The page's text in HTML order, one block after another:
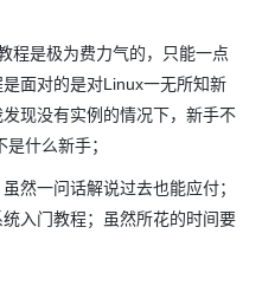
程是极为费力气的，只能一点
面对的是对Linux一无所知新
现没有实例的情况下，新手不
什么新手；
然一问话解说过去也能应付；
入门教程；虽然所花的时间要